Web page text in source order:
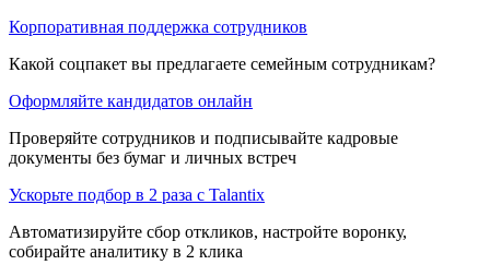
Корпоративная поддержка сотрудников
Какой соцпакет вы предлагаете семейным сотрудникам?
Оформляйте кандидатов онлайн
Проверяйте сотрудников и подписывайте кадровые
документы без бумаг и личных встреч
Ускорьте подбор в 2 раза с Talantix
Автоматизируйте сбор откликов, настройте воронку,
собирайте аналитику в 2 клика